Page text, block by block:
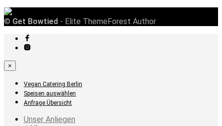
© Get Bowtied - Elite ThemeForest Author
×
Vegan Catering Berlin
Speisen auswählen
Anfrage Übersicht
Unser Anliegen